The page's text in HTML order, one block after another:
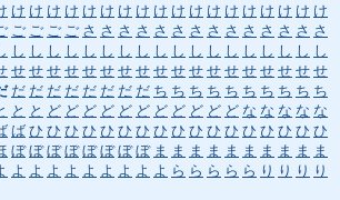
け け け け け け け け け け け け け け け け け け
ご ご ご ご さ さ さ さ さ さ さ さ さ さ さ さ さ さ
し し し し し し し し し し し し し し し し し し
せ せ せ せ せ せ せ せ せ せ せ せ せ せ せ せ せ せ
だ だ だ だ だ だ だ だ ち ち ち ち ち ち ち ち ち ち
と と ど ど ど ど ど ど ど ど ど ど ど な な な な な
ば ひ ひ ひ ひ ひ ひ ひ ひ ひ ひ ひ ひ ひ ひ ひ ひ ひ
ぼ ぼ ぼ ぼ ぼ ぼ ぼ ぼ ま ま ま ま ま ま ま ま ま ま
よ よ よ よ よ よ よ よ よ ら ら ら ら ら り り り り